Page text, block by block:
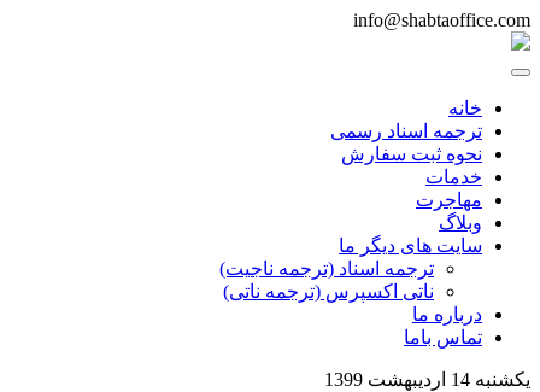
info@shabtaoffice.com
خانه
ترجمه اسناد رسمی
نحوه ثبت سفارش
خدمات
مهاجرت
وبلاگ
سایت های دیگر ما
ترجمه اسناد (ترجمه ناجیت)
ناتی اکسپرس (ترجمه ناتی)
درباره ما
تماس باما
يكشنبه 14 ارديبهشت 1399